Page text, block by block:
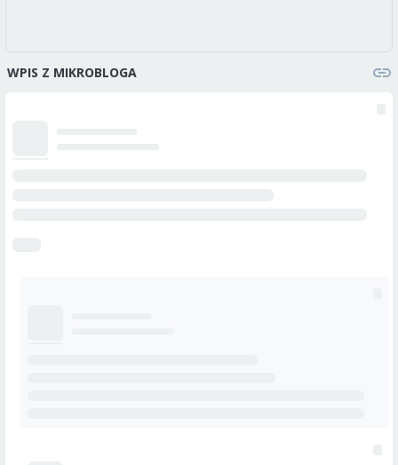
WPIS Z MIKROBLOGA